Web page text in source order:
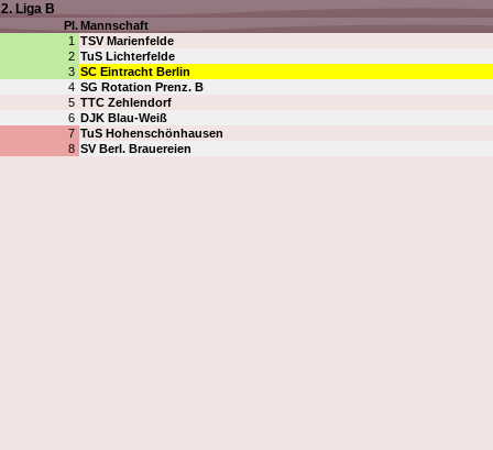
2. Liga B
Pl.Mannschaft
1 TSV Marienfelde
2 TuS Lichterfelde
3 SC Eintracht Berlin
4 SG Rotation Prenz. B
5 TTC Zehlendorf
6 DJK Blau-Weiß
7 TuS Hohenschönhausen
8 SV Berl. Brauereien